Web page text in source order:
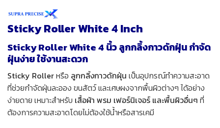
Sticky Roller White 4 Inch
Sticky Roller White 4 นิ้ว ลูกกลิ้งกาวดักฝุ่น กำจัด
ฝุ่นง่าย ใช้งานสะดวก
Sticky Rollerหรือ ลูกกลิ้งกาวดักฝุ่น เป็นอุปกรณ์ทำความสะอาด
ที่ช่วยกำจัดฝุ่นละออง ขนสัตว์ และเศษผงจากพื้นผิวต่างๆ ได้อย่าง
ง่ายดาย เหมาะสำหรับ เสื้อผ้า พรม เฟอร์นิเจอร์ และพื้นผิวอื่นๆ ที่
ต้องการความสะอาดโดยไม่ต้องใช้น้ำหรือสารเคมี